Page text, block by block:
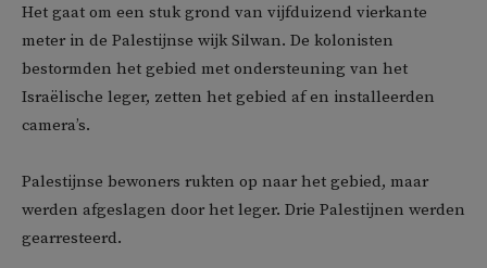
Het gaat om een stuk grond van vijfduizend vierkante
meter in de Palestijnse wijk Silwan. De kolonisten
bestormden het gebied met ondersteuning van het
Israëlische leger, zetten het gebied af en installeerden
camera’s.
Palestijnse bewoners rukten op naar het gebied, maar
werden afgeslagen door het leger. Drie Palestijnen werden
gearresteerd.